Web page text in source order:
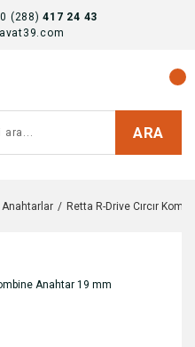
(288)417 24 43
ARA
Retta R-Drive Cırcır